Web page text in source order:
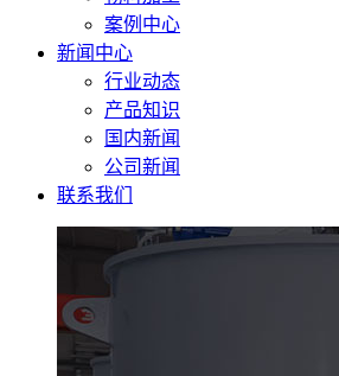
案例中心
新闻中心
行业动态
产品知识
国内新闻
公司新闻
联系我们